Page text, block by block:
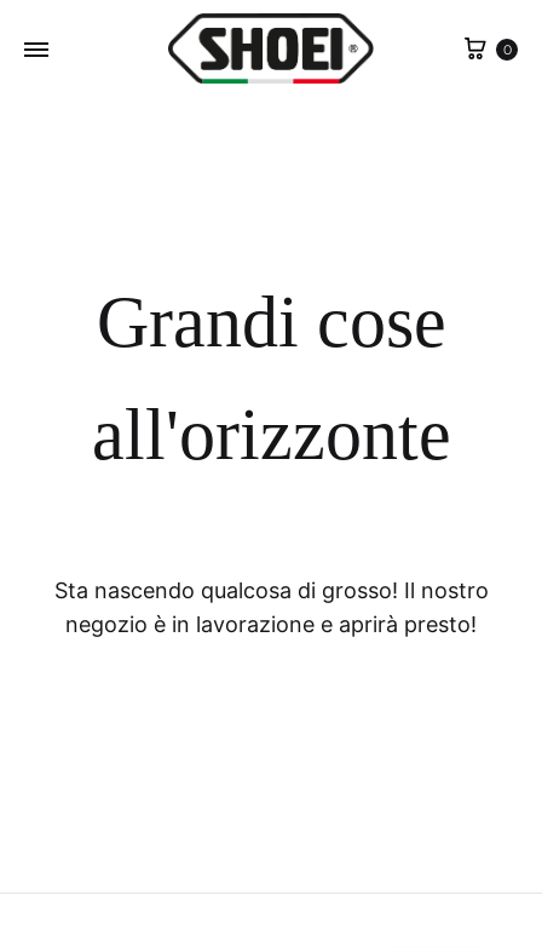
Cart
0
Grandi cose
all'orizzonte
Sta nascendo qualcosa di grosso! Il nostro
negozio è in lavorazione e aprirà presto!